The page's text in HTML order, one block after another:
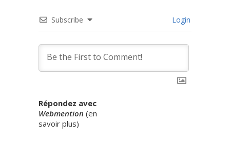
Subscribe Login
Répondez avec
Webmention (en
savoir plus)